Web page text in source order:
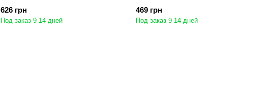
626 грн
Под заказ 9-14 дней
469 грн
Под заказ 9-14 дней